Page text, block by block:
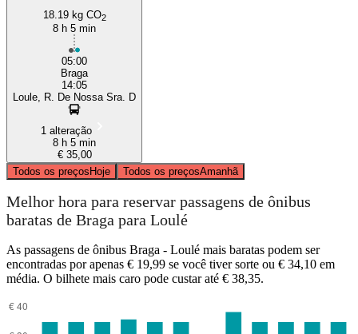
18.19 kg CO2
8 h 5 min
05:00
Braga
14:05
Loule, R. De Nossa Sra. D
1 alteração
8 h 5 min
€ 35,00
Todos os preçosHoje Todos os preçosAmanhã
Melhor hora para reservar passagens de ônibus
baratas de Braga para Loulé
As passagens de ônibus Braga - Loulé mais baratas podem ser
encontradas por apenas € 19,99 se você tiver sorte ou € 34,10 em
média. O bilhete mais caro pode custar até € 38,35.